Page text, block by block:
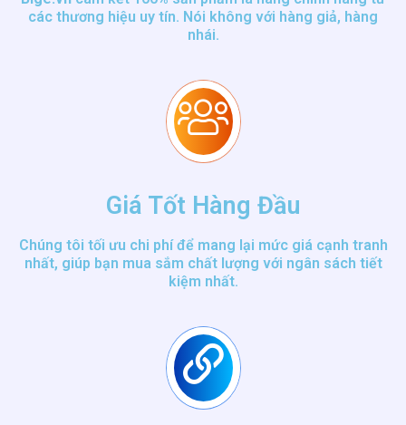
các thương hiệu uy tín. Nói không với hàng giả, hàng
nhái.
Giá Tốt Hàng Đầu
Chúng tôi tối ưu chi phí để mang lại mức giá cạnh tranh
nhất, giúp bạn mua sắm chất lượng với ngân sách tiết
kiệm nhất.